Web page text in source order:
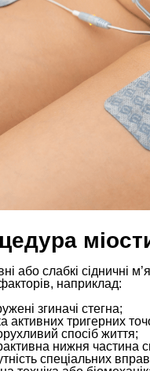
або слабкі сідничні
наприклад:
згиначі стегна;
активних тригерних
спосіб життя;
нижня частина
спеціальних